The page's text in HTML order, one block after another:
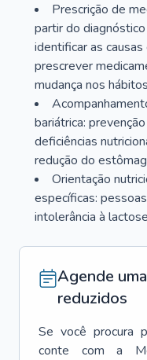
Prescrição de
partir do
identificar as
prescrever
mudança nos
bariátrica:
deficiências
redução do
Orientação
específicas:
intolerância à
Agende
reduzidos
Se você procura
conte com a